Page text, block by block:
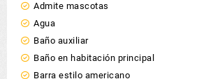
Admite mascotas
Agua
Baño auxiliar
Baño en habitación principal
Barra estilo americano